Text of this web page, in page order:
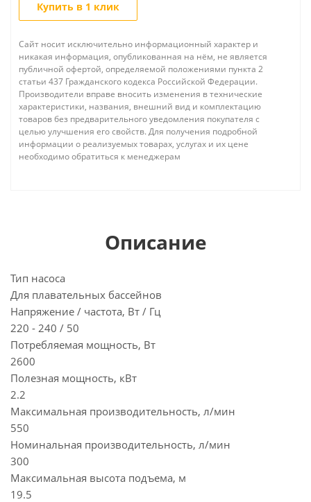
Купить в 1 клик
Сайт носит исключительно информационный характер и
никакая информация, опубликованная на нём, не является
публичной офертой, определяемой положениями пункта 2
статьи 437 Гражданского кодекса Российской Федерации.
Производители вправе вносить изменения в технические
характеристики, названия, внешний вид и комплектацию
товаров без предварительного уведомления покупателя с
целью улучшения его свойств. Для получения подробной
информации о реализуемых товарах, услугах и их цене
необходимо обратиться к менеджерам
Описание
Тип насоса
Для плавательных бассейнов
Напряжение / частота, Вт / Гц
220 - 240 / 50
Потребляемая мощность, Вт
2600
Полезная мощность, кВт
2.2
Максимальная производительность, л/мин
550
Номинальная производительность, л/мин
300
Максимальная высота подъема, м
19.5